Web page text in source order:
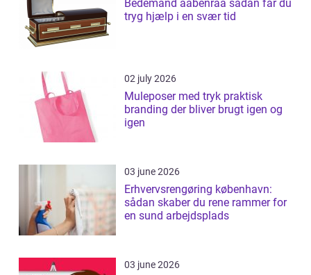
Bedemand aabenraa sådan får du
tryg hjælp i en svær tid
02 july 2026
Muleposer med tryk praktisk
branding der bliver brugt igen og
igen
03 june 2026
Erhvervsrengøring københavn:
sådan skaber du rene rammer for
en sund arbejdsplads
03 june 2026